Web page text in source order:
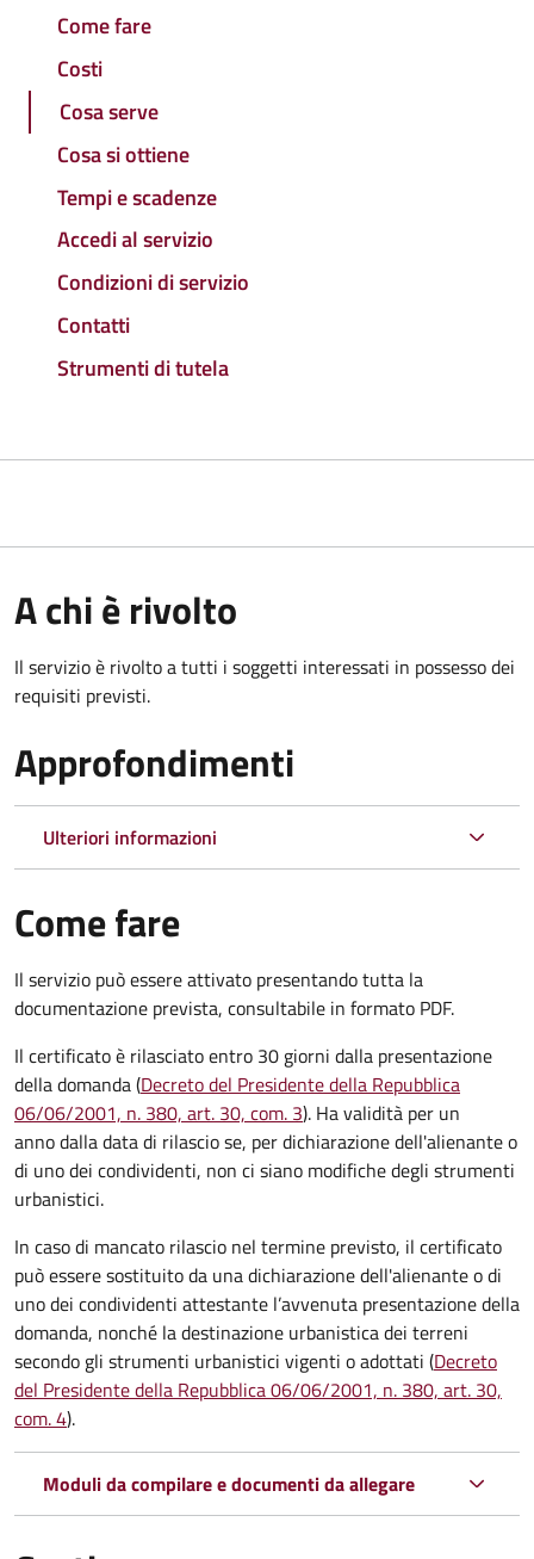
Come fare
Costi
Cosa serve
Cosa si ottiene
Tempi e scadenze
Accedi al servizio
Condizioni di servizio
Contatti
Strumenti di tutela
A chi è rivolto
Il servizio è rivolto a tutti i soggetti interessati in possesso dei
requisiti previsti.
Approfondimenti
Ulteriori informazioni
Come fare
Il servizio può essere attivato presentando tutta la
documentazione prevista, consultabile in formato PDF.
Il certificato è rilasciato entro 30 giorni dalla presentazione
della domanda (Decreto del Presidente della Repubblica
06/06/2001, n. 380, art. 30, com. 3). Ha validità per un
anno dalla data di rilascio se, per dichiarazione dell'alienante o
di uno dei condividenti, non ci siano modifiche degli strumenti
urbanistici.
In caso di mancato rilascio nel termine previsto, il certificato
può essere sostituito da una dichiarazione dell'alienante o di
uno dei condividenti attestante l’avvenuta presentazione della
domanda, nonché la destinazione urbanistica dei terreni
secondo gli strumenti urbanistici vigenti o adottati (Decreto
del Presidente della Repubblica 06/06/2001, n. 380, art. 30,
com. 4).
Moduli da compilare e documenti da allegare